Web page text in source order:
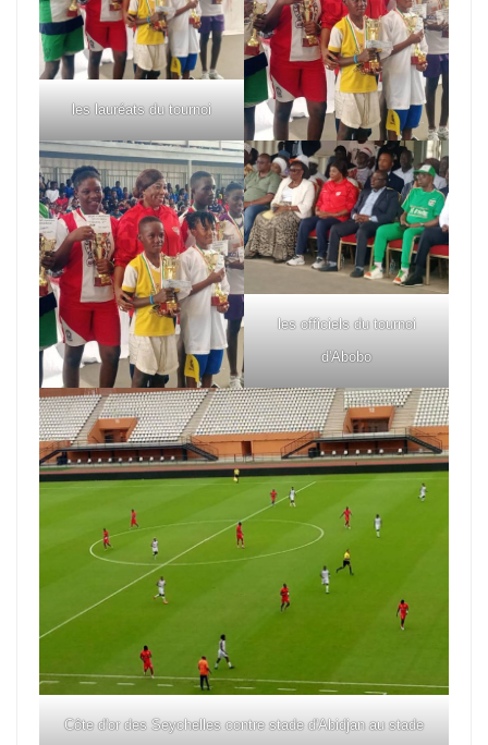
les lauréats du tournoi
les officiels du tournoi
d'Abobo
Côte d'or des Seychelles contre stade d'Abidjan au stade